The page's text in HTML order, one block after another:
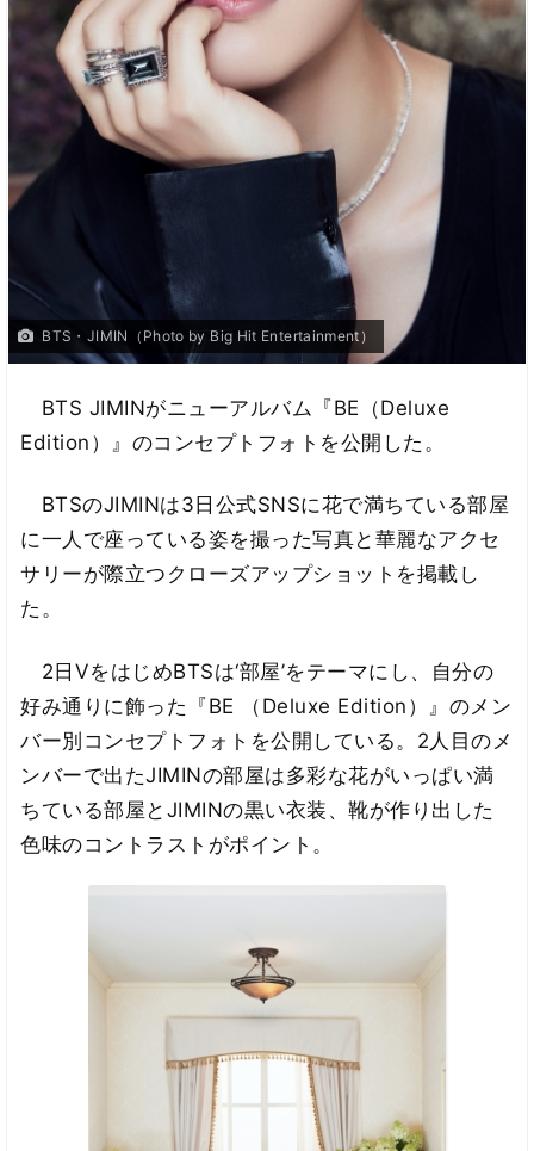
BTS・JIMIN（Photo by Big Hit Entertainment）
BTS JIMINがニューアルバム『BE（Deluxe
Edition）』のコンセプトフォトを公開した。
BTSのJIMINは3日公式SNSに花で満ちている部屋
に一人で座っている姿を撮った写真と華麗なアクセ
サリーが際立つクローズアップショットを掲載し
た。
2日VをはじめBTSは‘部屋’をテーマにし、自分の
好み通りに飾った『BE （Deluxe Edition）』のメン
バー別コンセプトフォトを公開している。2人目のメ
ンバーで出たJIMINの部屋は多彩な花がいっぱい満
ちている部屋とJIMINの黒い衣装、靴が作り出した
色味のコントラストがポイント。